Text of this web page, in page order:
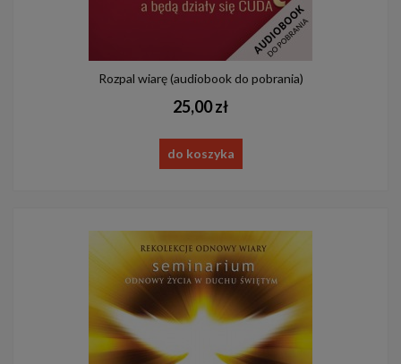
Rozpal wiarę (audiobook do pobrania)
25,00 zł
do koszyka